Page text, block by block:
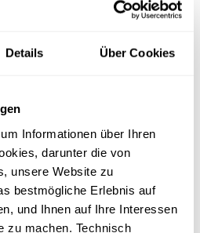
Details Über Cookies
Informationen über Ihren
darunter die von
unsere Website zu
bestmögliche Erlebnis auf
und Ihnen auf Ihre Interessen
zu machen. Technisch